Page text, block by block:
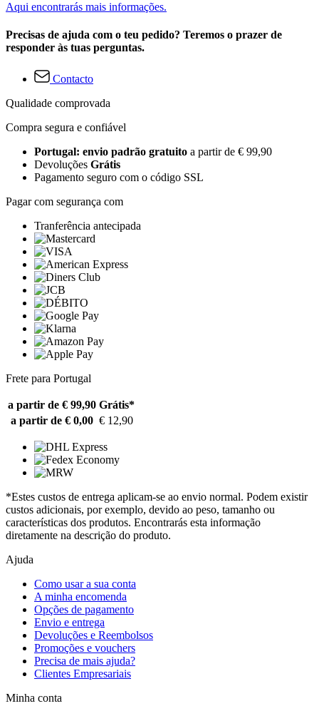
Aqui encontrarás mais informações.
Precisas de ajuda com o teu pedido? Teremos o prazer de
responder às tuas perguntas.
Contacto
Qualidade comprovada
Compra segura e confiável
Portugal: envio padrão gratuito a partir de € 99,90
Devoluções Grátis
Pagamento seguro com o código SSL
Pagar com segurança com
Tranferência antecipada
Frete para Portugal
a partir de € 99,90 Grátis*
a partir de € 0,00 € 12,90
*Estes custos de entrega aplicam-se ao envio normal. Podem existir
custos adicionais, por exemplo, devido ao peso, tamanho ou
características dos produtos. Encontrarás esta informação
diretamente na descrição do produto.
Ajuda
Como usar a sua conta
A minha encomenda
Opções de pagamento
Envio e entrega
Devoluções e Reembolsos
Promoções e vouchers
Precisa de mais ajuda?
Clientes Empresariais
Minha conta